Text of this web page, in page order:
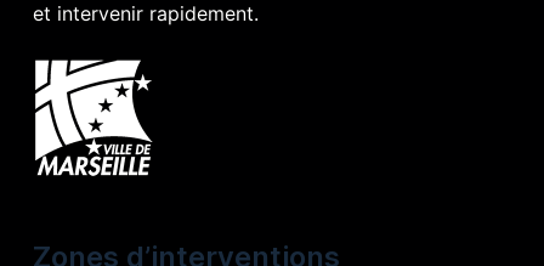
et intervenir rapidement.
Zones d’interventions